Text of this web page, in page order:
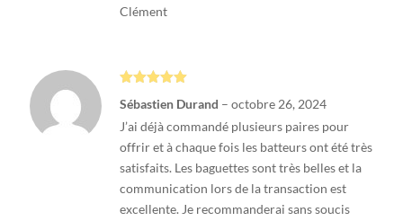
Clément
5
Sébastien Durand – octobre 26, 2024
J’ai déjà commandé plusieurs paires pour
offrir et à chaque fois les batteurs ont été très
satisfaits. Les baguettes sont très belles et la
communication lors de la transaction est
excellente. Je recommanderai sans soucis